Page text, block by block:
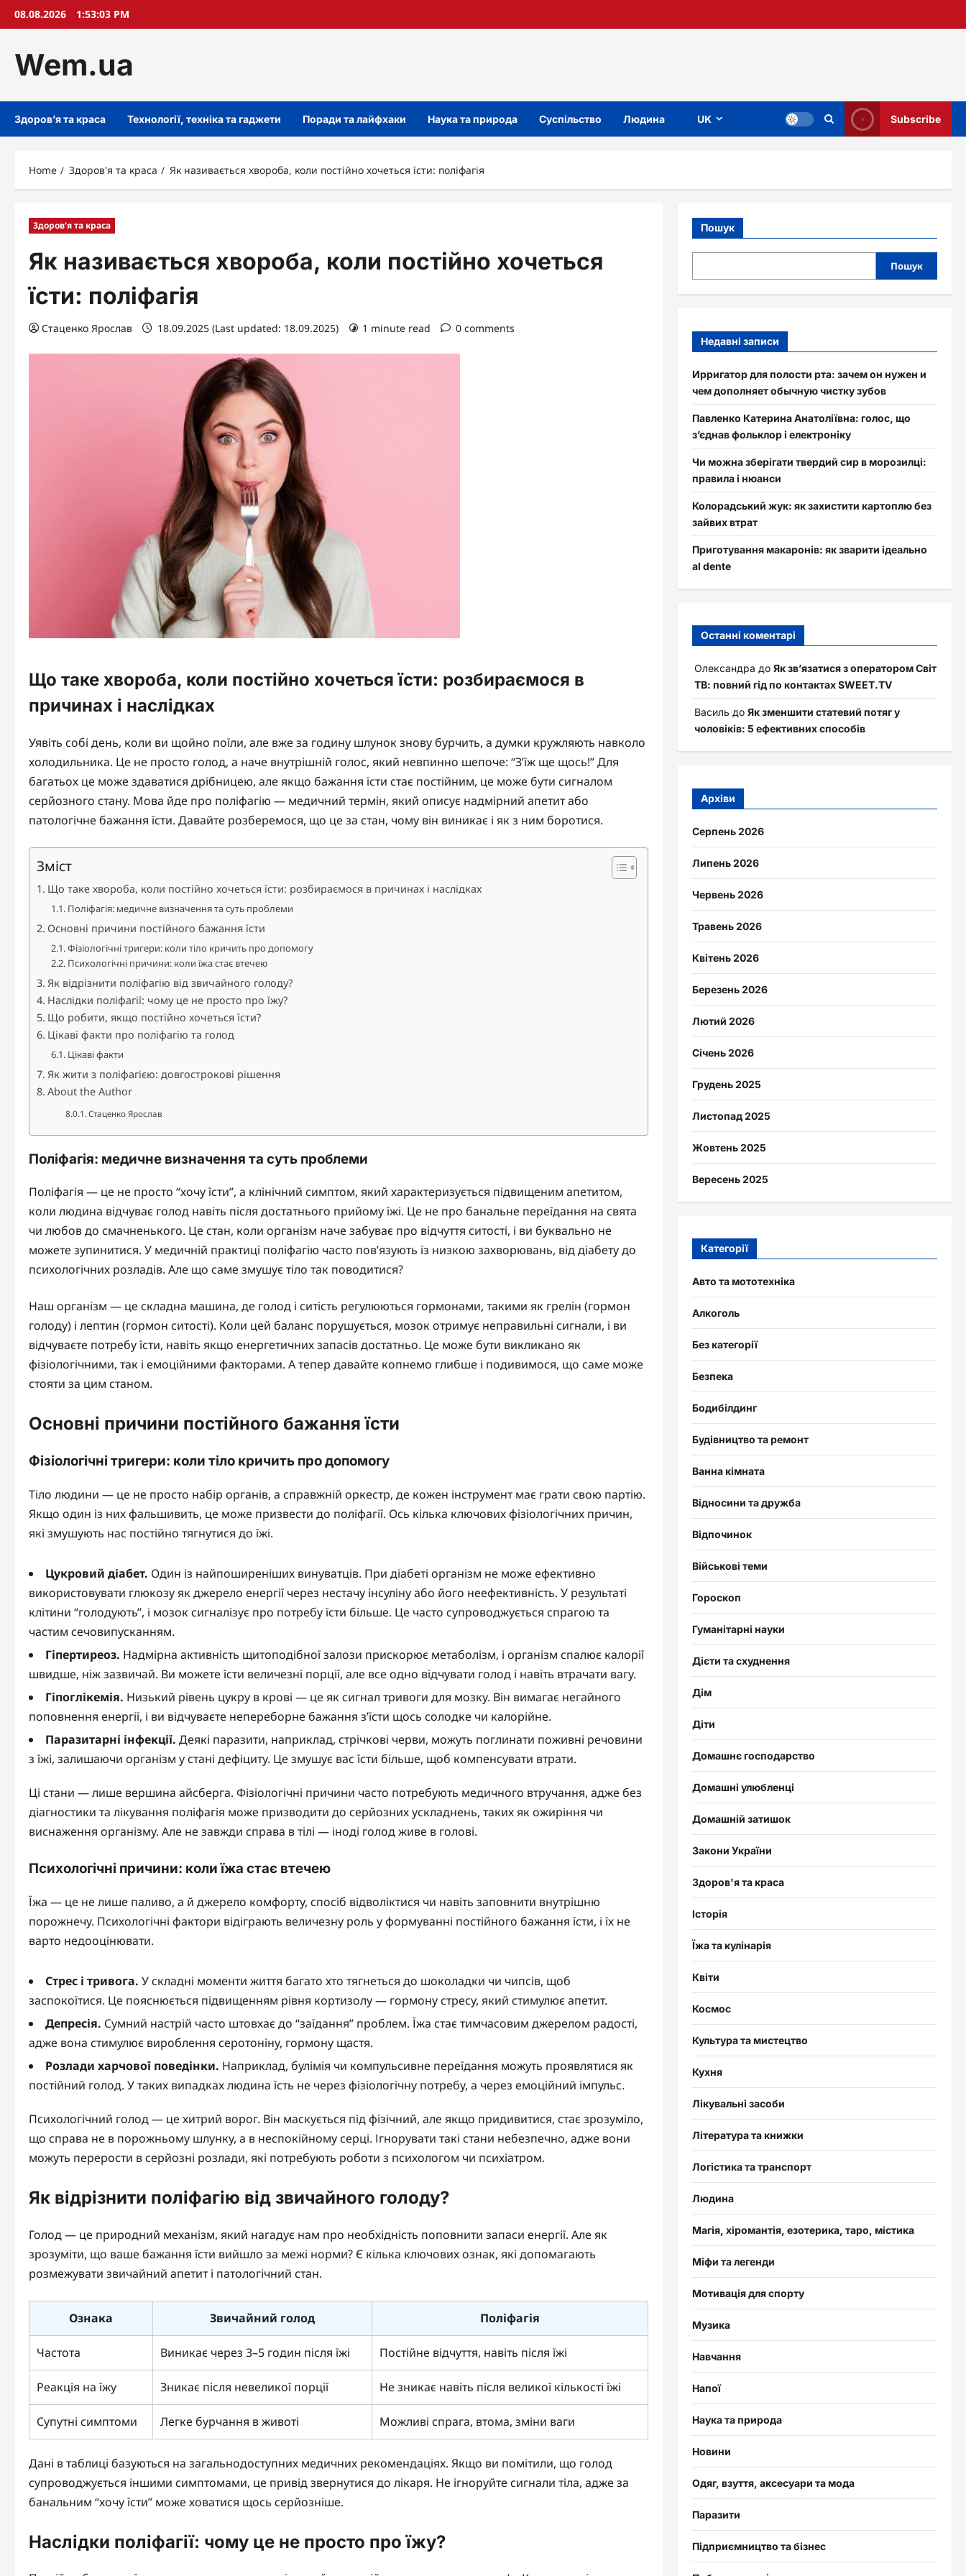
Skip08.08.2026 1:53:04 PM
Wem.ua
Здоров’я та краса Технології, техніка та гаджети Поради та лайфхаки Наука та природа Суспільство Людина UK Subscribe
Home Здоров'я та краса Як називається хвороба, коли постійно хочеться їсти: поліфагія
Здоров'я та краса
Як називається хвороба, коли постійно хочеться
їсти: поліфагія
Стаценко Ярослав 18.09.2025 (Last updated: 18.09.2025) 1 minute read 0 comments
Що таке хвороба, коли постійно хочеться їсти: розбираємося в
причинах і наслідках
Уявіть собі день, коли ви щойно поїли, але вже за годину шлунок знову бурчить, а думки кружляють навколо
холодильника. Це не просто голод, а наче внутрішній голос, який невпинно шепоче: “З’їж ще щось!” Для
багатьох це може здаватися дрібницею, але якщо бажання їсти стає постійним, це може бути сигналом
серйозного стану. Мова йде про поліфагію — медичний термін, який описує надмірний апетит або
патологічне бажання їсти. Давайте розберемося, що це за стан, чому він виникає і як з ним боротися.
Зміст
Що таке хвороба, коли постійно хочеться їсти: розбираємося в причинах і наслідках
Поліфагія: медичне визначення та суть проблеми
Основні причини постійного бажання їсти
Фізіологічні тригери: коли тіло кричить про допомогу
Психологічні причини: коли їжа стає втечею
Як відрізнити поліфагію від звичайного голоду?
Наслідки поліфагії: чому це не просто про їжу?
Що робити, якщо постійно хочеться їсти?
Цікаві факти про поліфагію та голод
Цікаві факти
Як жити з поліфагією: довгострокові рішення
About the Author
Стаценко Ярослав
Поліфагія: медичне визначення та суть проблеми
Поліфагія — це не просто “хочу їсти”, а клінічний симптом, який характеризується підвищеним апетитом,
коли людина відчуває голод навіть після достатнього прийому їжі. Це не про банальне переїдання на свята
чи любов до смачненького. Це стан, коли організм наче забуває про відчуття ситості, і ви буквально не
можете зупинитися. У медичній практиці поліфагію часто пов’язують із низкою захворювань, від діабету до
психологічних розладів. Але що саме змушує тіло так поводитися?
Наш організм — це складна машина, де голод і ситість регулюються гормонами, такими як грелін (гормон
голоду) і лептин (гормон ситості). Коли цей баланс порушується, мозок отримує неправильні сигнали, і ви
відчуваєте потребу їсти, навіть якщо енергетичних запасів достатньо. Це може бути викликано як
фізіологічними, так і емоційними факторами. А тепер давайте копнемо глибше і подивимося, що саме може
стояти за цим станом.
Основні причини постійного бажання їсти
Фізіологічні тригери: коли тіло кричить про допомогу
Тіло людини — це не просто набір органів, а справжній оркестр, де кожен інструмент має грати свою партію.
Якщо один із них фальшивить, це може призвести до поліфагії. Ось кілька ключових фізіологічних причин,
які змушують нас постійно тягнутися до їжі.
Цукровий діабет. Один із найпоширеніших винуватців. При діабеті організм не може ефективно
використовувати глюкозу як джерело енергії через нестачу інсуліну або його неефективність. У результаті
клітини “голодують”, і мозок сигналізує про потребу їсти більше. Це часто супроводжується спрагою та
частим сечовипусканням.
Гіпертиреоз. Надмірна активність щитоподібної залози прискорює метаболізм, і організм спалює калорії
швидше, ніж зазвичай. Ви можете їсти величезні порції, але все одно відчувати голод і навіть втрачати вагу.
Гіпоглікемія. Низький рівень цукру в крові — це як сигнал тривоги для мозку. Він вимагає негайного
поповнення енергії, і ви відчуваєте непереборне бажання з’їсти щось солодке чи калорійне.
Паразитарні інфекції. Деякі паразити, наприклад, стрічкові черви, можуть поглинати поживні речовини
з їжі, залишаючи організм у стані дефіциту. Це змушує вас їсти більше, щоб компенсувати втрати.
Ці стани — лише вершина айсберга. Фізіологічні причини часто потребують медичного втручання, адже без
діагностики та лікування поліфагія може призводити до серйозних ускладнень, таких як ожиріння чи
виснаження організму. Але не завжди справа в тілі — іноді голод живе в голові.
Психологічні причини: коли їжа стає втечею
Їжа — це не лише паливо, а й джерело комфорту, спосіб відволіктися чи навіть заповнити внутрішню
порожнечу. Психологічні фактори відіграють величезну роль у формуванні постійного бажання їсти, і їх не
варто недооцінювати.
Стрес і тривога. У складні моменти життя багато хто тягнеться до шоколадки чи чипсів, щоб
заспокоїтися. Це пояснюється підвищенням рівня кортизолу — гормону стресу, який стимулює апетит.
Депресія. Сумний настрій часто штовхає до “заїдання” проблем. Їжа стає тимчасовим джерелом радості,
адже вона стимулює вироблення серотоніну, гормону щастя.
Розлади харчової поведінки. Наприклад, булімія чи компульсивне переїдання можуть проявлятися як
постійний голод. У таких випадках людина їсть не через фізіологічну потребу, а через емоційний імпульс.
Психологічний голод — це хитрий ворог. Він маскується під фізічний, але якщо придивитися, стає зрозуміло,
що справа не в порожньому шлунку, а в неспокійному серці. Ігнорувати такі стани небезпечно, адже вони
можуть перерости в серйозні розлади, які потребують роботи з психологом чи психіатром.
Як відрізнити поліфагію від звичайного голоду?
Голод — це природний механізм, який нагадує нам про необхідність поповнити запаси енергії. Але як
зрозуміти, що ваше бажання їсти вийшло за межі норми? Є кілька ключових ознак, які допомагають
розмежувати звичайний апетит і патологічний стан.
Ознака Звичайний голод Поліфагія
Частота Виникає через 3–5 годин після їжі Постійне відчуття, навіть після їжі
Реакція на їжу Зникає після невеликої порції Не зникає навіть після великої кількості їжі
Супутні симптоми Легке бурчання в животі Можливі спрага, втома, зміни ваги
Дані в таблиці базуються на загальнодоступних медичних рекомендаціях. Якщо ви помітили, що голод
супроводжується іншими симптомами, це привід звернутися до лікаря. Не ігноруйте сигнали тіла, адже за
банальним “хочу їсти” може ховатися щось серйозніше.
Наслідки поліфагії: чому це не просто про їжу?
Пошук
Пошук
Недавні записи
Ирригатор для полости рта: зачем он нужен и
чем дополняет обычную чистку зубов
Павленко Катерина Анатоліївна: голос, що
з’єднав фольклор і електроніку
Чи можна зберігати твердий сир в морозилці:
правила і нюанси
Колорадський жук: як захистити картоплю без
зайвих втрат
Приготування макаронів: як зварити ідеально
al dente
Останні коментарі
Олександра до Як зв’язатися з оператором Світ
ТВ: повний гід по контактах SWEET.TV
Василь до Як зменшити статевий потяг у
чоловіків: 5 ефективних способів
Архіви
Серпень 2026
Липень 2026
Червень 2026
Травень 2026
Квітень 2026
Березень 2026
Лютий 2026
Січень 2026
Грудень 2025
Листопад 2025
Жовтень 2025
Вересень 2025
Категорії
Авто та мототехніка
Алкоголь
Без категорії
Безпека
Бодибілдинг
Будівництво та ремонт
Ванна кімната
Відносини та дружба
Відпочинок
Військові теми
Гороскоп
Гуманітарні науки
Дієти та схуднення
Дім
Діти
Домашнє господарство
Домашні улюбленці
Домашній затишок
Закони України
Здоров'я та краса
Історія
Їжа та кулінарія
Квіти
Космос
Культура та мистецтво
Кухня
Лікувальні засоби
Література та книжки
Логістика та транспорт
Людина
Магія, хіромантія, езотерика, таро, містика
Міфи та легенди
Мотивація для спорту
Музика
Навчання
Напої
Наука та природа
Новини
Одяг, взуття, аксесуари та мода
Паразити
Підприємництво та бізнес